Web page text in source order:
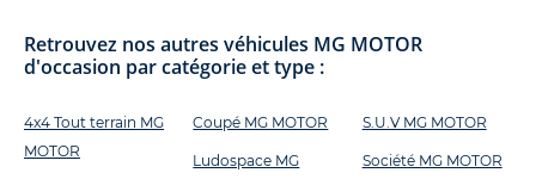
Retrouvez nos autres véhicules MG MOTOR
d'occasion par catégorie et type :
4x4 Tout terrain MG
MOTOR
Coupé MG MOTOR
Ludospace MG
S.U.V MG MOTOR
Société MG MOTOR